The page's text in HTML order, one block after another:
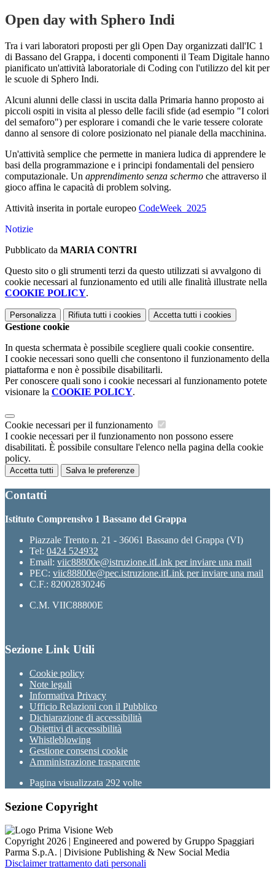
Open day with Sphero Indi
Tra i vari laboratori proposti per gli Open Day organizzati dall'IC 1
di Bassano del Grappa, i docenti componenti il Team Digitale hanno
pianificato un'attività laboratoriale di Coding con l'utilizzo del kit per
le scuole di Sphero Indi.
Alcuni alunni delle classi in uscita dalla Primaria hanno proposto ai
piccoli ospiti in visita al plesso delle facili sfide (ad esempio "I colori
del semaforo") per esplorare i comandi che le varie tessere colorate
danno al sensore di colore posizionato nel pianale della macchinina.
Un'attività semplice che permette in maniera ludica di apprendere le
basi della programmazione e i principi fondamentali del pensiero
computazionale. Un apprendimento senza schermo che attraverso il
gioco affina le capacità di problem solving.
Attività inserita in portale europeo CodeWeek_2025
Notizie
Pubblicato da MARIA CONTRI
Questo sito o gli strumenti terzi da questo utilizzati si avvalgono di
cookie necessari al funzionamento ed utili alle finalità illustrate nella
COOKIE POLICY.
Personalizza Rifiuta tutti i cookies Accetta tutti i cookies
Gestione cookie
In questa schermata è possibile scegliere quali cookie consentire.
I cookie necessari sono quelli che consentono il funzionamento della
piattaforma e non è possibile disabilitarli.
Per conoscere quali sono i cookie necessari al funzionamento potete
visionare la COOKIE POLICY.
Cookie necessari per il funzionamento
I cookie necessari per il funzionamento non possono essere
disabilitati. È possibile consultare l'elenco nella pagina della cookie
policy.
Accetta tutti Salva le preferenze
Contatti
Istituto Comprensivo 1 Bassano del Grappa
Piazzale Trento n. 21 - 36061 Bassano del Grappa (VI)
Tel: 0424 524932
Email: viic88800e@istruzione.itLink per inviare una mail
PEC: viic88800e@pec.istruzione.itLink per inviare una mail
C.F.: 82002830246
C.M. VIIC88800E
Sezione Link Utili
Cookie policy
Note legali
Informativa Privacy
Ufficio Relazioni con il Pubblico
Dichiarazione di accessibilità
Obiettivi di accessibilità
Whistleblowing
Gestione consensi cookie
Amministrazione trasparente
Pagina visualizzata 292 volte
Sezione Copyright
Copyright 2026 | Engineered and powered by Gruppo Spaggiari
Parma S.p.A. | Divisione Publishing & New Social Media
Disclaimer trattamento dati personali